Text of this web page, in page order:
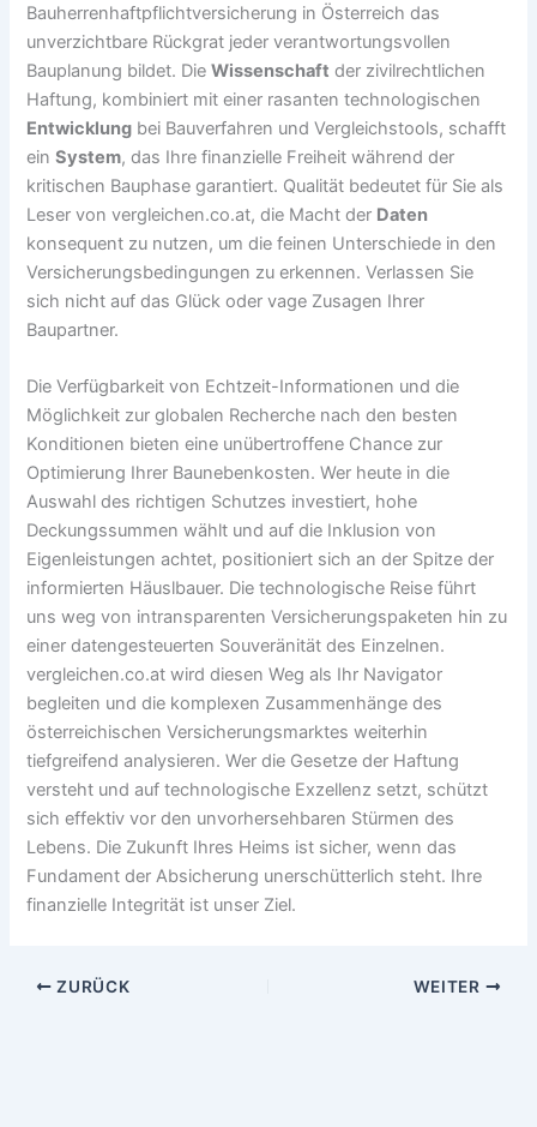
Bauherrenhaftpflichtversicherung in Österreich das
unverzichtbare Rückgrat jeder verantwortungsvollen
Bauplanung bildet. DieWissenschaft der zivilrechtlichen
Haftung, kombiniert mit einer rasanten technologischen
Entwicklung bei Bauverfahren und Vergleichstools, schafft
einSystem, das Ihre finanzielle Freiheit während der
kritischen Bauphase garantiert. Qualität bedeutet für Sie als
Leser von vergleichen.co.at, die Macht der Daten
konsequent zu nutzen, um die feinen Unterschiede in den
Versicherungsbedingungen zu erkennen. Verlassen Sie
sich nicht auf das Glück oder vage Zusagen Ihrer
Baupartner.
Die Verfügbarkeit von Echtzeit-Informationen und die
Möglichkeit zur globalen Recherche nach den besten
Konditionen bieten eine unübertroffene Chance zur
Optimierung Ihrer Baunebenkosten. Wer heute in die
Auswahl des richtigen Schutzes investiert, hohe
Deckungssummen wählt und auf die Inklusion von
Eigenleistungen achtet, positioniert sich an der Spitze der
informierten Häuslbauer. Die technologische Reise führt
uns weg von intransparenten Versicherungspaketen hin zu
einer datengesteuerten Souveränität des Einzelnen.
vergleichen.co.at wird diesen Weg als Ihr Navigator
begleiten und die komplexen Zusammenhänge des
österreichischen Versicherungsmarktes weiterhin
tiefgreifend analysieren. Wer die Gesetze der Haftung
versteht und auf technologische Exzellenz setzt, schützt
sich effektiv vor den unvorhersehbaren Stürmen des
Lebens. Die Zukunft Ihres Heims ist sicher, wenn das
Fundament der Absicherung unerschütterlich steht. Ihre
finanzielle Integrität ist unser Ziel.
ZURÜCK WEITER